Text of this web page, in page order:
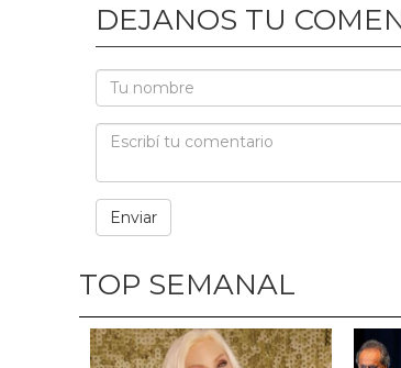
DEJANOS TU
TOP SEMANAL